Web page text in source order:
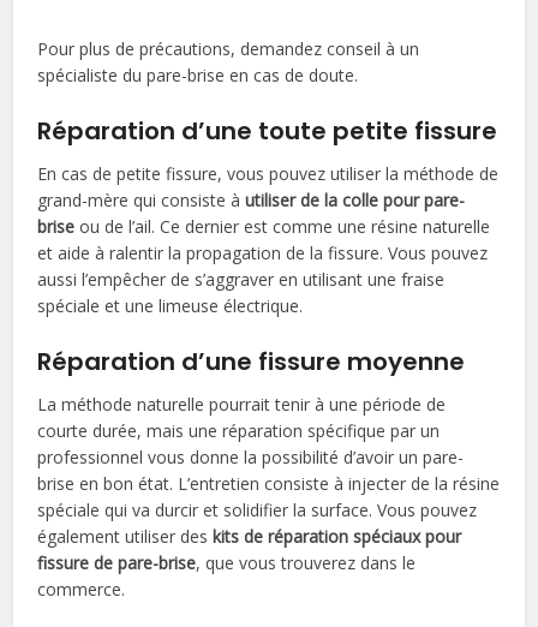
Pour plus de précautions, demandez conseil à un
spécialiste du pare-brise en cas de doute.
Réparation d’une toute petite fissure
En cas de petite fissure, vous pouvez utiliser la méthode de
grand-mère qui consiste à utiliser de la colle pour pare-
brise ou de l’ail. Ce dernier est comme une résine naturelle
et aide à ralentir la propagation de la fissure. Vous pouvez
aussi l’empêcher de s’aggraver en utilisant une fraise
spéciale et une limeuse électrique.
Réparation d’une fissure moyenne
La méthode naturelle pourrait tenir à une période de
courte durée, mais une réparation spécifique par un
professionnel vous donne la possibilité d’avoir un pare-
brise en bon état. L’entretien consiste à injecter de la résine
spéciale qui va durcir et solidifier la surface. Vous pouvez
également utiliser des kits de réparation spéciaux pour
fissure de pare-brise, que vous trouverez dans le
commerce.